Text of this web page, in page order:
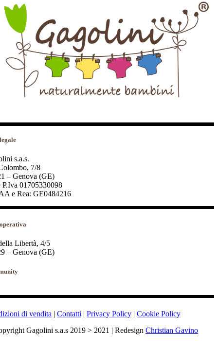
s.a.s.
7/8
– Genova (GE)
P.Iva 01705330098
e Rea: GE0484216
Libertà, 4/5
– Genova (GE)
di vendita | Contatti | Privacy Policy | Cookie Policy
Gagolini s.a.s 2019 > 2021 | Redesign Christian Gavino